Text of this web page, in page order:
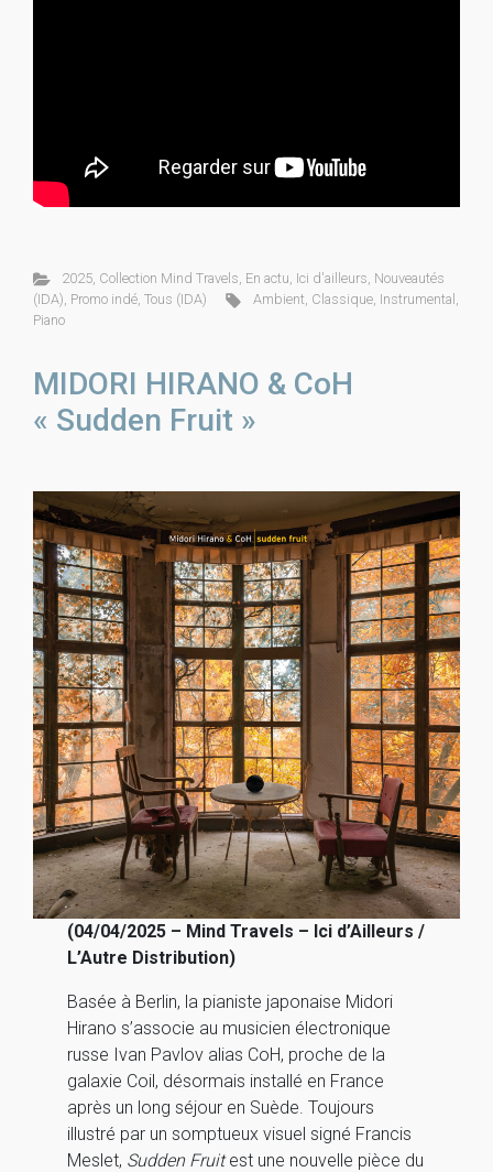
2025, Collection Mind Travels, En actu, Ici d'ailleurs, Nouveautés
(IDA), Promo indé, Tous (IDA) Ambient, Classique, Instrumental ,
Piano
MIDORI HIRANO & CoH
« Sudden Fruit »
(04/04/2025 – Mind Travels – Ici d’Ailleurs /
L’Autre Distribution)
Basée à Berlin, la pianiste japonaise Midori
Hirano s’associe au musicien électronique
russe Ivan Pavlov alias CoH, proche de la
galaxie Coil, désormais installé en France
après un long séjour en Suède. Toujours
illustré par un somptueux visuel signé Francis
Meslet, Sudden Fruitest une nouvelle pièce du